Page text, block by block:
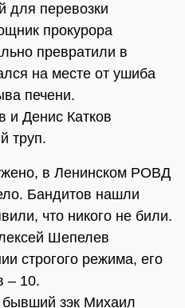
для перевозки
прокурора
превратили в
на месте от ушиба
печени.
и Денис Катков
труп.
в Ленинском РОВД
Бандитов нашли
что никого не били.
Шепелев
строгого режима, его
– 10.
зэк Михаил